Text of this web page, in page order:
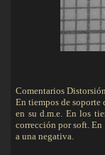
Comentarios
En tiempos de
en su d.m.e. En los
corrección por soft.
a una negativa.